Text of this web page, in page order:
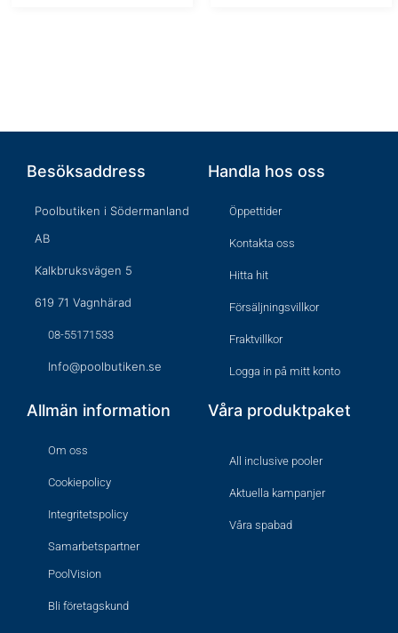
Besöksaddress
Poolbutiken i Södermanland
AB
Kalkbruksvägen 5
619 71 Vagnhärad
08-55171533
Info@poolbutiken.se
Handla hos oss
Öppettider
Kontakta oss
Hitta hit
Försäljningsvillkor
Fraktvillkor
Logga in på mitt konto
Allmän information
Om oss
Cookiepolicy
Integritetspolicy
Samarbetspartner
PoolVision
Bli företagskund
Våra produktpaket
All inclusive pooler
Aktuella kampanjer
Våra spabad